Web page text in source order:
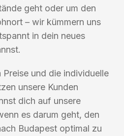
geht oder um den
– wir kümmern uns
in dein neues
Preise und die individuelle
unsere Kunden
dich auf unsere
es darum geht, den
Budapest optimal zu